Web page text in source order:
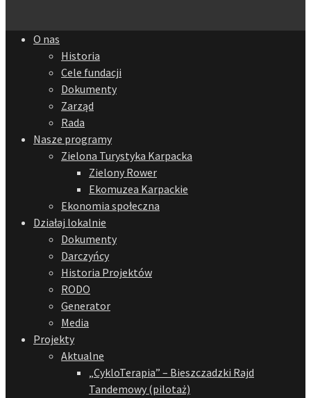
O nas
Historia
Cele fundacji
Dokumenty
Zarząd
Rada
Nasze programy
Zielona Turystyka Karpacka
Zielony Rower
Ekomuzea Karpackie
Ekonomia społeczna
Działaj lokalnie
Dokumenty
Darczyńcy
Historia Projektów
RODO
Generator
Media
Projekty
Aktualne
„CykloTerapia” – Bieszczadzki Rajd
Tandemowy (pilotaż)